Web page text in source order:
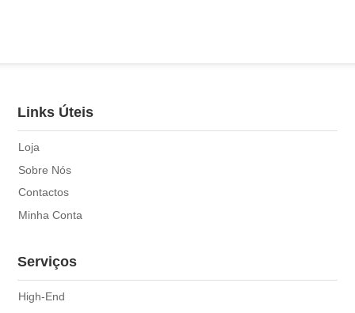
Links Úteis
Loja
Sobre Nós
Contactos
Minha Conta
Serviços
High-End